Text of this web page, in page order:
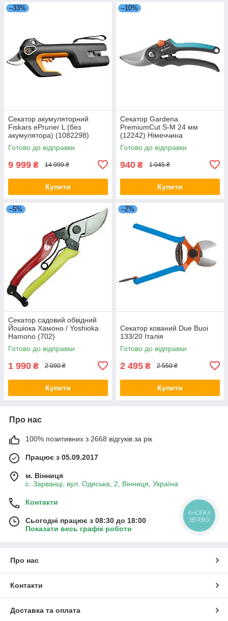
–33%
Секатор акумуляторний
Fiskars ePruner L (без
акумулятора) (1082298)
Фінляндія
Готово до відправки
9 999 ₴ 14 999 ₴
Купити
–10%
Секатор Gardena
PremiumCut S-M 24 мм
(12242) Німеччина
Готово до відправки
940 ₴ 1 045 ₴
Купити
–5%
Секатор садовий обвідний
Йошіока Хамоно / Yoshioka
Hamono (702)
Готово до відправки
1 990 ₴ 2 090 ₴
Купити
–2%
Секатор кований Due Buoi
133/20 Італія
Готово до відправки
2 495 ₴ 2 550 ₴
Купити
Про нас
100% позитивних з 2668 відгуків за рік
Працює з 05.09.2017
м. Вінниця
с. Зарванці, вул. Одеська, 2, Вінниця, Україна
Контакти
Сьогодні працює з 08:30 до 18:00
Показати весь графік роботи
Про нас
Контакти
Доставка та оплата
КНОПКА
ЗВ'ЯЗКУ